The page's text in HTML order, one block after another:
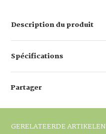
Description du produit
Spécifications
Partager
GERELATEERDE ARTIKELEN